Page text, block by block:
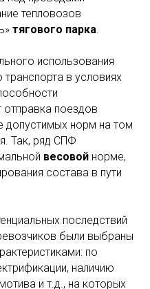
тепловозов
тягового парка.
использования
в условиях
отправка поездов
норм на том
Так, ряд СПФ
весовой норме,
состава в пути
последствий
были выбраны
по
наличию
и т.д., на которых